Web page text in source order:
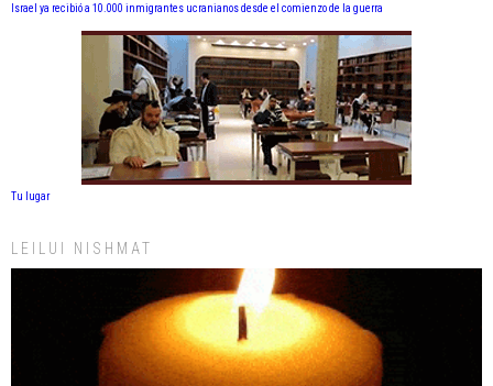
Israel ya recibió a 10.000 inmigrantes ucranianos desde el comienzo de la guerra
Tu lugar
LEILUI NISHMAT